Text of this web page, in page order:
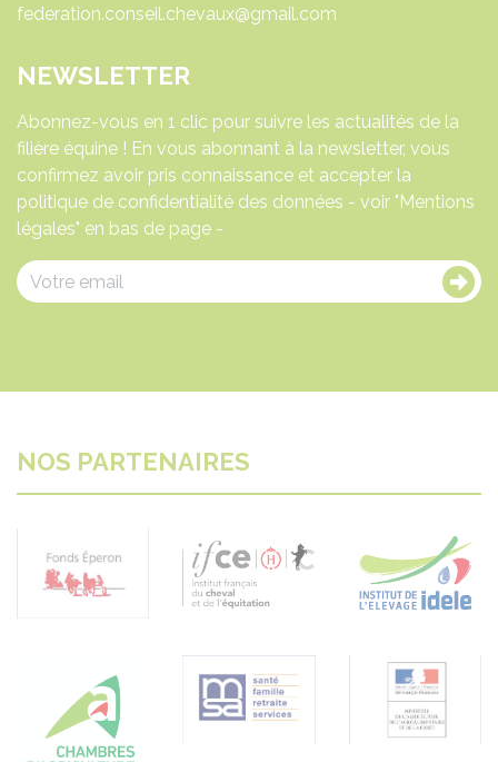
federation.conseil.chevaux@gmail.com
NEWSLETTER
Abonnez-vous en 1 clic pour suivre les actualités de la
filière équine ! En vous abonnant à la newsletter, vous
confirmez avoir pris connaissance et accepter la
politique de confidentialité des données - voir "Mentions
légales" en bas de page -
NOS PARTENAIRES